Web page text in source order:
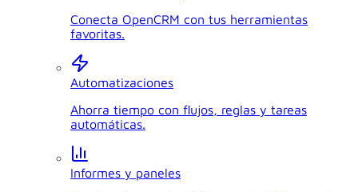
Conecta OpenCRM con tus herramientas
favoritas.
Automatizaciones
Ahorra tiempo con flujos, reglas y tareas
automáticas.
Informes y paneles